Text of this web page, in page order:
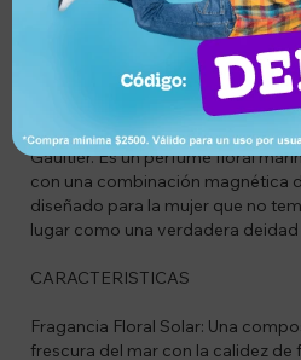
DESCRIPCION
Jean Paul Gaultier Divine Couture
celebración de la feminidad
edición limitada eleva la fragancia
costura, envolviendo su icónico
deslumbrante que rinde
Gaultier. Es un perfume floral
con una combinación magnética
diseñado para la mujer que no
lugar como una verdadera
CARACTERISTICAS
Fragancia Floral Solar: Una
frescura del mar con la calidez de